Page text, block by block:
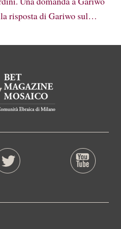
risposta di Gariwo sul…